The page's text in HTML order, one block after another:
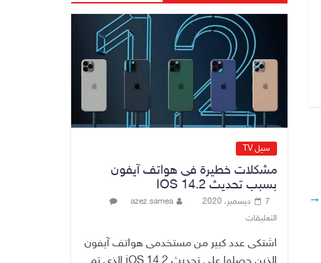
→
No Comment
صدور أمر قبض
بحق وزير العمل
السابق أحمد الأسدي
No Comment
مستشفى الأورام
والطب النووي
التخصصي في
الموصل
No Comment
سيل TV
مشكلات خطيرة فى هواتف آيفون
بسبب تحديث IOS 14.2
7 ديسمبر، 2020
azez samea
التعليقات
اشتكى عدد كبير من مستخدمى هواتف آيفون